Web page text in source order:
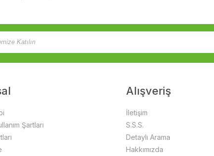
Şartları
Alışveriş
İletişim
S.S.S.
Detaylı Arama
Hakkımızda